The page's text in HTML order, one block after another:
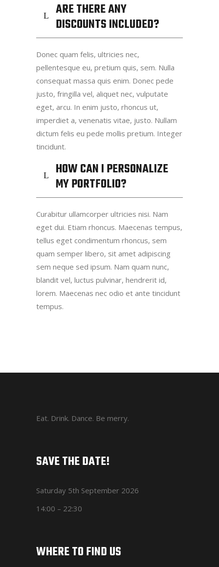
ARE THERE ANY
DISCOUNTS INCLUDED?
Donec quam felis, ultricies nec,
pellentesque eu, pretium quis, sem. Nulla
consequat massa quis enim. Donec pede
justo, fringilla vel, aliquet nec, vulputate
eget, arcu. In enim justo, rhoncus ut,
imperdiet a, venenatis vitae, justo. Nullam
dictum felis eu pede mollis pretium. Integer
tincidunt.
HOW CAN I PERSONALIZE
MY PORTFOLIO?
Curabitur ullamcorper ultricies nisi. Nam
eget dui. Etiam rhoncus. Maecenas tempus,
tellus eget condimentum rhoncus, sem
quam semper libero, sit amet adipiscing
sem neque sed ipsum. Nam quam nunc,
blandit vel, luctus pulvinar, hendrerit id,
lorem. Maecenas nec odio et ante tincidunt
tempus.
Eat. Drink. Dance. Be merry.
SAVE THE DATE!
Saturday 5th September 2026
14:00 – 22:30
WHERE TO FIND US